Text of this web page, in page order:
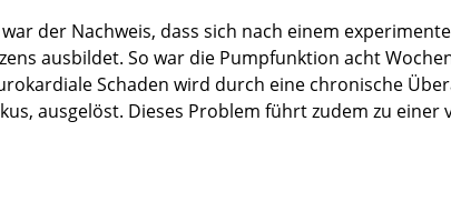
der Nachweis, dass sich nach einem
ausbildet. So war die Pumpfunktion acht
Schaden wird durch eine chronische
ausgelöst. Dieses Problem führt zudem zu